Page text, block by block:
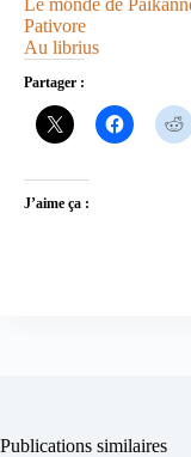
Le monde de
Pativore
Au librius
Partager :
J’aime ça :
Publications similaires